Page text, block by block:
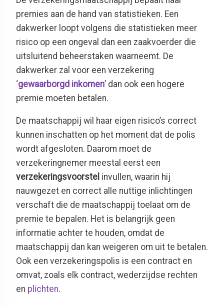
premies aan de hand van statistieken. Een
dakwerker loopt volgens die statistieken meer
risico op een ongeval dan een zaakvoerder die
uitsluitend beheerstaken waarneemt. De
dakwerker zal voor een verzekering
‘gewaarborgd inkomen’ dan ook een hogere
premie moeten betalen.
De maatschappij wil haar eigen risico’s correct
kunnen inschatten op het moment dat de polis
wordt afgesloten. Daarom moet de
verzekeringnemer meestal eerst een
verzekeringsvoorstel invullen, waarin hij
nauwgezet en correct alle nuttige inlichtingen
verschaft die de maatschappij toelaat om de
premie te bepalen. Het is belangrijk geen
informatie achter te houden, omdat de
maatschappij dan kan weigeren om uit te betalen.
Ook een verzekeringspolis is een contract en
omvat, zoals elk contract, wederzijdse rechten
en plichten.